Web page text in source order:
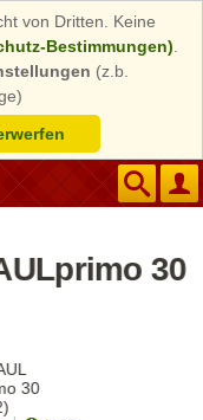
von Dritten. Keine
Bestimmungen)
(z.b.
30